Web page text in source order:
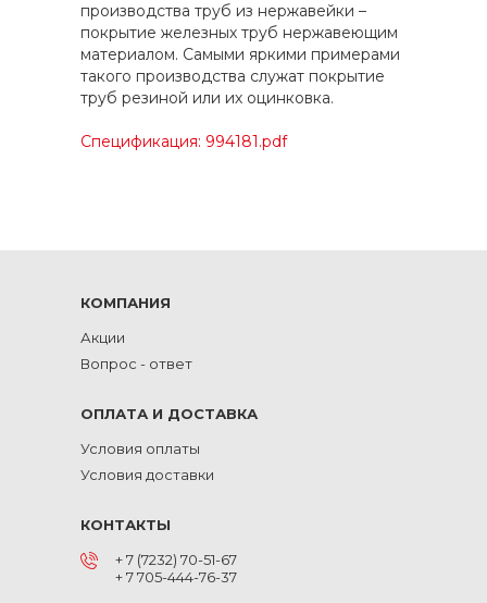
производства труб из нержавейки –
покрытие железных труб нержавеющим
материалом. Самыми яркими примерами
такого производства служат покрытие
труб резиной или их оцинковка.
Спецификация: 994181.pdf
КОМПАНИЯ
Акции
Вопрос - ответ
ОПЛАТА И ДОСТАВКА
Условия оплаты
Условия доставки
КОНТАКТЫ
+ 7 (7232) 70-51-67
+ 7 705-444-76-37